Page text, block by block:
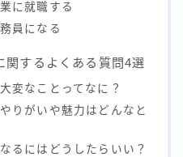
に就職する
員になる
関するよくある質問4選
変なことってなに？
りがいや魅力はどんなと
るにはどうしたらいい？